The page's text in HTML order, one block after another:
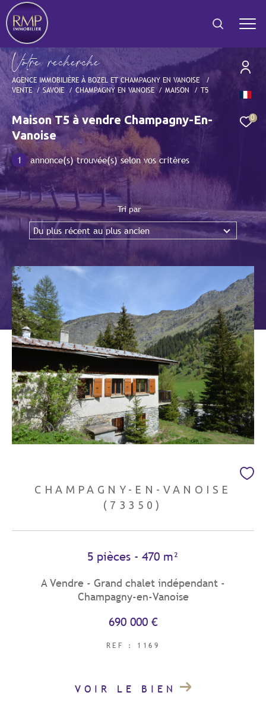
0
Votre recherche
AGENCE IMMOBILIÈRE À BOZEL ET CHAMPAGNY EN VANOISE
VENTE
SAVOIE CHAMPAGNY EN VANOISE MAISON T5
Maison T5 à vendre Champagny-En-
Vanoise
1 annonce(s) trouvée(s) selon vos critères
Tri par
Du plus récent au plus ancien
CHAMPAGNY-EN-VANOISE
(73350)
5 pièces - 470 m²
A Vendre - Grand chalet indépendant -
Champagny-en-Vanoise
690 000 €
REF : 1169
VOIR LE BIEN
Effectuer une recherche
et trouver le bien qui correspond à vos critères
Type
d'offre
Vente
Type
de
bien
Type de bien
Ville
Budget
Budget
Surface
Surface
Pièces
Référence
FILTRER PAR
EXCLUSIVITÉS
NOUVEAUTÉS